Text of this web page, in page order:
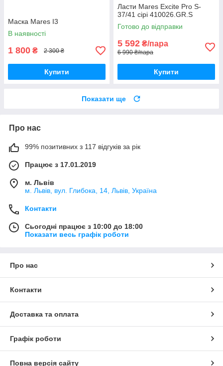
Маска Mares I3
В наявності
1 800 ₴ 2 300 ₴
Купити
Ласти Mares Excite Pro S-
37/41 сірі 410026.GR.S
Готово до відправки
5 592 ₴/пара
6 990 ₴/пара
Купити
Показати ще
Про нас
99% позитивних з 117 відгуків за рік
Працює з 17.01.2019
м. Львів
м. Львів, вул. Глибока, 14, Львів, Україна
Контакти
Сьогодні працює з 10:00 до 18:00
Показати весь графік роботи
Про нас
Контакти
Доставка та оплата
Графік роботи
Повна версія сайту